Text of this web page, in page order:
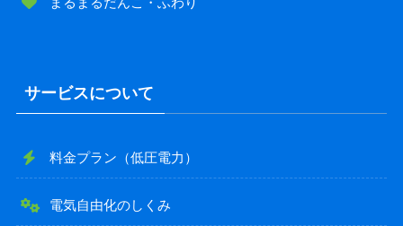
サービスについて
料金プラン（低圧電力）
電気自由化のしくみ